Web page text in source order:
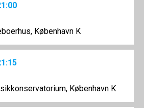
København K
København K